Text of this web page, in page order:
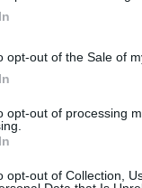
opt-out of the Sale of
opt-out of processing
opt-out of Collection,
portal o2. Jana